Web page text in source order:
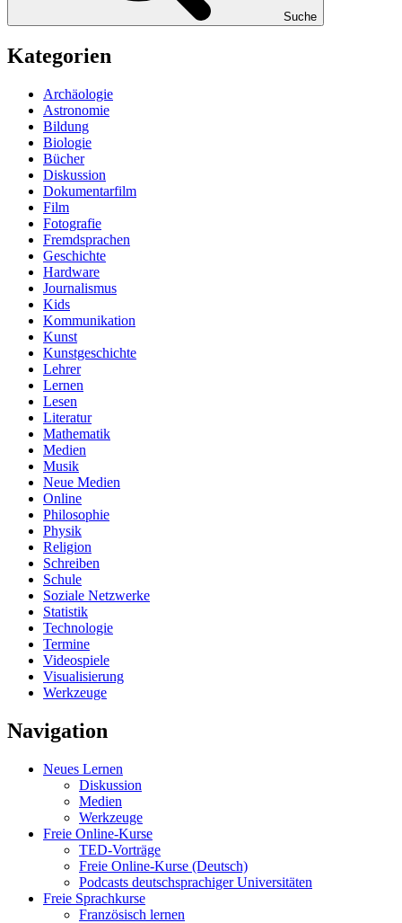
Suche
Kategorien
Archäologie
Astronomie
Bildung
Biologie
Bücher
Diskussion
Dokumentarfilm
Film
Fotografie
Fremdsprachen
Geschichte
Hardware
Journalismus
Kids
Kommunikation
Kunst
Kunstgeschichte
Lehrer
Lernen
Lesen
Literatur
Mathematik
Medien
Musik
Neue Medien
Online
Philosophie
Physik
Religion
Schreiben
Schule
Soziale Netzwerke
Statistik
Technologie
Termine
Videospiele
Visualisierung
Werkzeuge
Navigation
Neues Lernen
Diskussion
Medien
Werkzeuge
Freie Online-Kurse
TED-Vorträge
Freie Online-Kurse (Deutsch)
Podcasts deutschsprachiger Universitäten
Freie Sprachkurse
Französisch lernen